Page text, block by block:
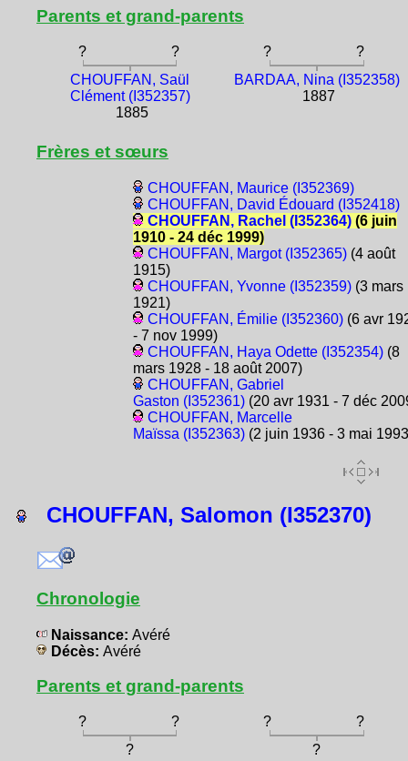
Parents et grand-parents
? ? ?
?
CHOUFFAN, Saül
Clément (I352357)
1885
BARDAA, Nina (I352358)
1887
Frères et sœurs
CHOUFFAN, Maurice (I352369)
CHOUFFAN, David Édouard (I352418)
CHOUFFAN, Rachel (I352364)(6 juin
1910 - 24 déc 1999)
CHOUFFAN, Margot (I352365)(4 août
1915)
CHOUFFAN, Yvonne (I352359)(3 mars
1921)
CHOUFFAN, Émilie (I352360)(6 avr
- 7 nov 1999)
CHOUFFAN, Haya Odette (I352354)(8
mars 1928 - 18 août 2007)
CHOUFFAN, Gabriel
Gaston (I352361)(20 avr 1931 - 7 déc
CHOUFFAN, Marcelle
Maïssa (I352363)(2 juin 1936 - 3 mai
CHOUFFAN, Salomon (I352370)
Chronologie
Naissance: Avéré
Décès: Avéré
Parents et grand-parents
? ? ?
?
?
?